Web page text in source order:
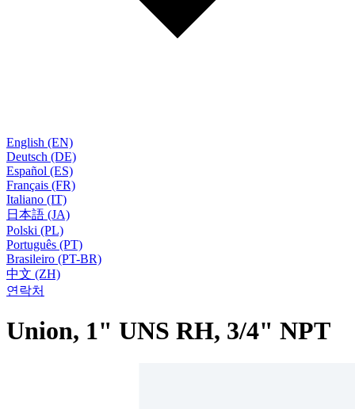
English (EN)
Deutsch (DE)
Español (ES)
Français (FR)
Italiano (IT)
日本語 (JA)
Polski (PL)
Português (PT)
Brasileiro (PT-BR)
中文 (ZH)
연락처
Union, 1" UNS RH, 3/4" NPT